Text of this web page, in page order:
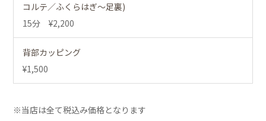
コルテ／ふくらはぎ～足裏)
15分 ¥2,200
背部カッピング
¥1,500
※当店は全て税込み価格となります